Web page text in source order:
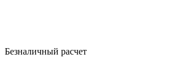
Безналичный расчет